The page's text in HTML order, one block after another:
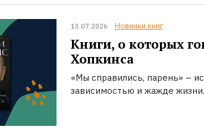
13.07.2026 Новинки книг
Книги, о которых
Хопкинса
«Мы справились, парень» –
зависимостью и жажде жизни.